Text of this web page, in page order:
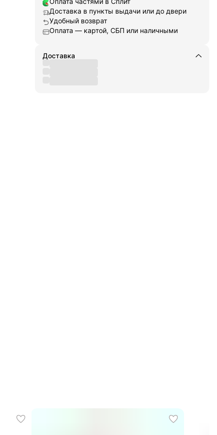
Доставка в пункты выдачи или до двери
Удобный возврат
Оплата — картой, СБП или наличными
Доставка